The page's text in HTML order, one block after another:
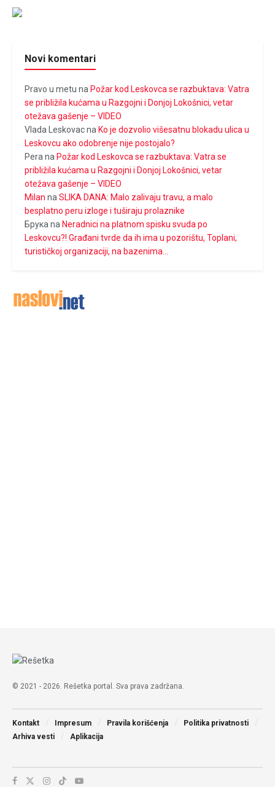
Novi komentari
Pravo u metu na Požar kod Leskovca se razbuktava: Vatra
se približila kućama u Razgojni i Donjoj Lokošnici, vetar
otežava gašenje – VIDEO
Vlada Leskovacna Ko je dozvolio višesatnu blokadu ulica u
Leskovcu ako odobrenje nije postojalo?
Pera na Požar kod Leskovca se razbuktava: Vatra se
približila kućama u Razgojni i Donjoj Lokošnici, vetar
otežava gašenje – VIDEO
Milan na SLIKA DANA: Malo zalivaju travu, a malo
besplatno peru izloge i tuširaju prolaznike
Брука na Neradnici na platnom spisku svuda po
Leskovcu?! Građani tvrde da ih ima u pozorištu, Toplani,
turističkoj organizaciji, na bazenima…
© 2021 - 2026. Rešetka portal. Sva prava zadržana.
Kontakt Impresum Pravila korišćenja
Politika privatnosti
Arhiva vesti
Aplikacija